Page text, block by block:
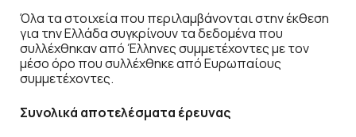
Όλα τα στοιχεία που περιλαμβάνονται στην έκθεση
για την Ελλάδα συγκρίνουν τα δεδομένα που
συλλέχθηκαν από Έλληνες συμμετέχοντες με τον
μέσο όρο που συλλέχθηκε από Ευρωπαίους
συμμετέχοντες.
Συνολικά αποτελέσματα έρευνας